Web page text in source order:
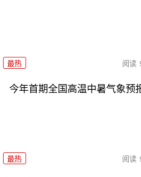
最热 阅读
今年首期全国高温中暑气象预
最热 阅读